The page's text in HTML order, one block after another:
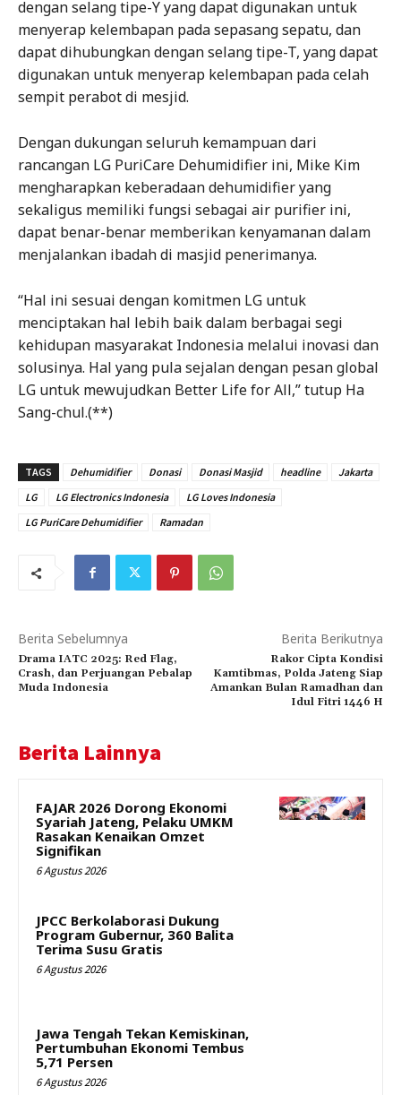
dengan selang tipe-Y yang dapat digunakan untuk
menyerap kelembapan pada sepasang sepatu, dan
dapat dihubungkan dengan selang tipe-T, yang dapat
digunakan untuk menyerap kelembapan pada celah
sempit perabot di mesjid.
Dengan dukungan seluruh kemampuan dari
rancangan LG PuriCare Dehumidifier ini, Mike Kim
mengharapkan keberadaan dehumidifier yang
sekaligus memiliki fungsi sebagai air purifier ini,
dapat benar-benar memberikan kenyamanan dalam
menjalankan ibadah di masjid penerimanya.
“Hal ini sesuai dengan komitmen LG untuk
menciptakan hal lebih baik dalam berbagai segi
kehidupan masyarakat Indonesia melalui inovasi dan
solusinya. Hal yang pula sejalan dengan pesan global
LG untuk mewujudkan Better Life for All,” tutup Ha
Sang-chul.(**)
TAGS Dehumidifier Donasi Donasi Masjid headline
Jakarta
LG
LG Electronics Indonesia
LG Loves Indonesia
LG PuriCare Dehumidifier
Ramadan
Berita Sebelumnya
Drama IATC 2025: Red Flag,
Crash, dan Perjuangan Pebalap
Muda Indonesia
Berita Berikutnya
Rakor Cipta Kondisi
Kamtibmas, Polda Jateng Siap
Amankan Bulan Ramadhan dan
Idul Fitri 1446 H
Berita Lainnya
FAJAR 2026 Dorong Ekonomi
Syariah Jateng, Pelaku UMKM
Rasakan Kenaikan Omzet
Signifikan
6 Agustus 2026
JPCC Berkolaborasi Dukung
Program Gubernur, 360 Balita
Terima Susu Gratis
6 Agustus 2026
Jawa Tengah Tekan Kemiskinan,
Pertumbuhan Ekonomi Tembus
5,71 Persen
6 Agustus 2026